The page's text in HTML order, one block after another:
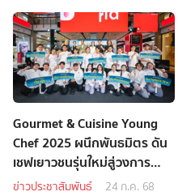
Gourmet & Cuisine Young
Chef 2025 ผนึกพันธมิตร ดัน
เชฟเยาวชนรุ่นใหม่สู่วงการ
อาหาร ชูแนวคิด “Local to
ข่าวประชาสัมพันธ์ 24 ก.ค. 68